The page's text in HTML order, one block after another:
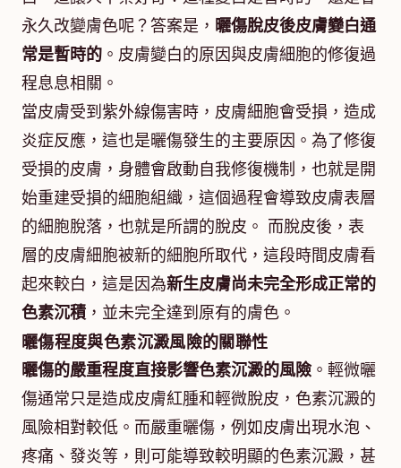
永久改變膚色呢？答案是， 曬傷脫皮後皮膚變白通
常是暫時的 。皮膚變白的原因與皮膚細胞的修復過
程息息相關。
當皮膚受到紫外線傷害時，皮膚細胞會受損，造成
炎症反應，這也是曬傷發生的主要原因。為了修復
受損的皮膚，身體會啟動自我修復機制，也就是開
始重建受損的細胞組織，這個過程會導致皮膚表層
的細胞脫落，也就是所謂的脫皮。 而脫皮後，表
層的皮膚細胞被新的細胞所取代，這段時間皮膚看
起來較白，這是因為新生皮膚尚未完全形成正常的
色素沉積，並未完全達到原有的膚色。
曬傷程度與色素沉澱風險的關聯性
曬傷的嚴重程度直接影響色素沉澱的風險 。輕微曬
傷通常只是造成皮膚紅腫和輕微脫皮，色素沉澱的
風險相對較低。而嚴重曬傷，例如皮膚出現水泡、
疼痛、發炎等，則可能導致較明顯的色素沉澱，甚